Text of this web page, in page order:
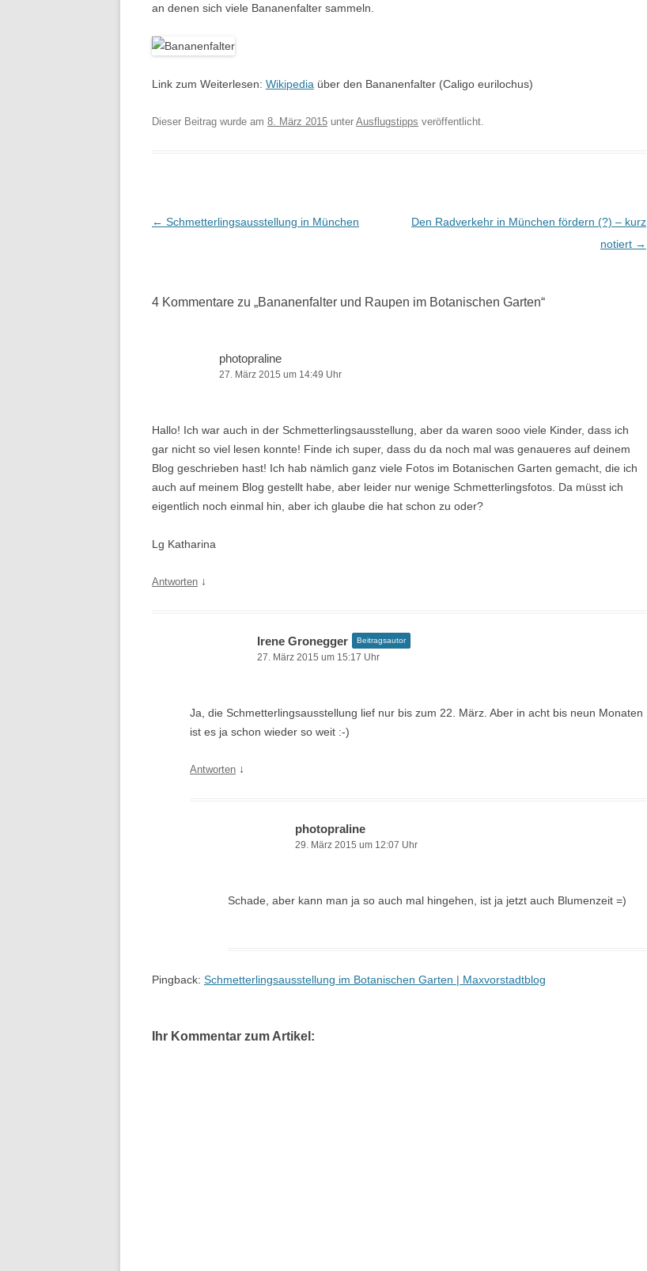
an denen sich viele Bananenfalter sammeln.
Link zum Weiterlesen: Wikipedia über den Bananenfalter (Caligo eurilochus)
Dieser Beitrag wurde am 8. März 2015 unter Ausflugstipps veröffentlicht.
Beitragsnavigation
← Schmetterlingsausstellung in München
Den Radverkehr in München fördern (?) – kurz
notiert →
4 Kommentare zu „Bananenfalter und Raupen im Botanischen Garten“
photopraline
27. März 2015 um 14:49 Uhr
Hallo! Ich war auch in der Schmetterlingsausstellung, aber da waren sooo viele Kinder, dass ich
gar nicht so viel lesen konnte! Finde ich super, dass du da noch mal was genaueres auf deinem
Blog geschrieben hast! Ich hab nämlich ganz viele Fotos im Botanischen Garten gemacht, die ich
auch auf meinem Blog gestellt habe, aber leider nur wenige Schmetterlingsfotos. Da müsst ich
eigentlich noch einmal hin, aber ich glaube die hat schon zu oder?
Lg Katharina
Antworten ↓
Irene Gronegger Beitragsautor
27. März 2015 um 15:17 Uhr
Ja, die Schmetterlingsausstellung lief nur bis zum 22. März. Aber in acht bis neun Monaten
ist es ja schon wieder so weit :-)
Antworten ↓
photopraline
29. März 2015 um 12:07 Uhr
Schade, aber kann man ja so auch mal hingehen, ist ja jetzt auch Blumenzeit =)
Pingback: Schmetterlingsausstellung im Botanischen Garten | Maxvorstadtblog
Ihr Kommentar zum Artikel: